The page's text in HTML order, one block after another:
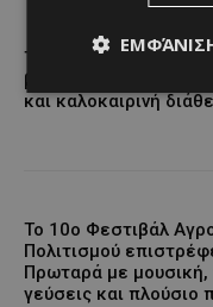
Τα Λεύκαρα
βραδιά γεμάτη street
και καλοκαιρινή
Το 10ο Φεστιβάλ
Πολιτισμού
Πρωταρά με
γεύσεις και πλούσιο